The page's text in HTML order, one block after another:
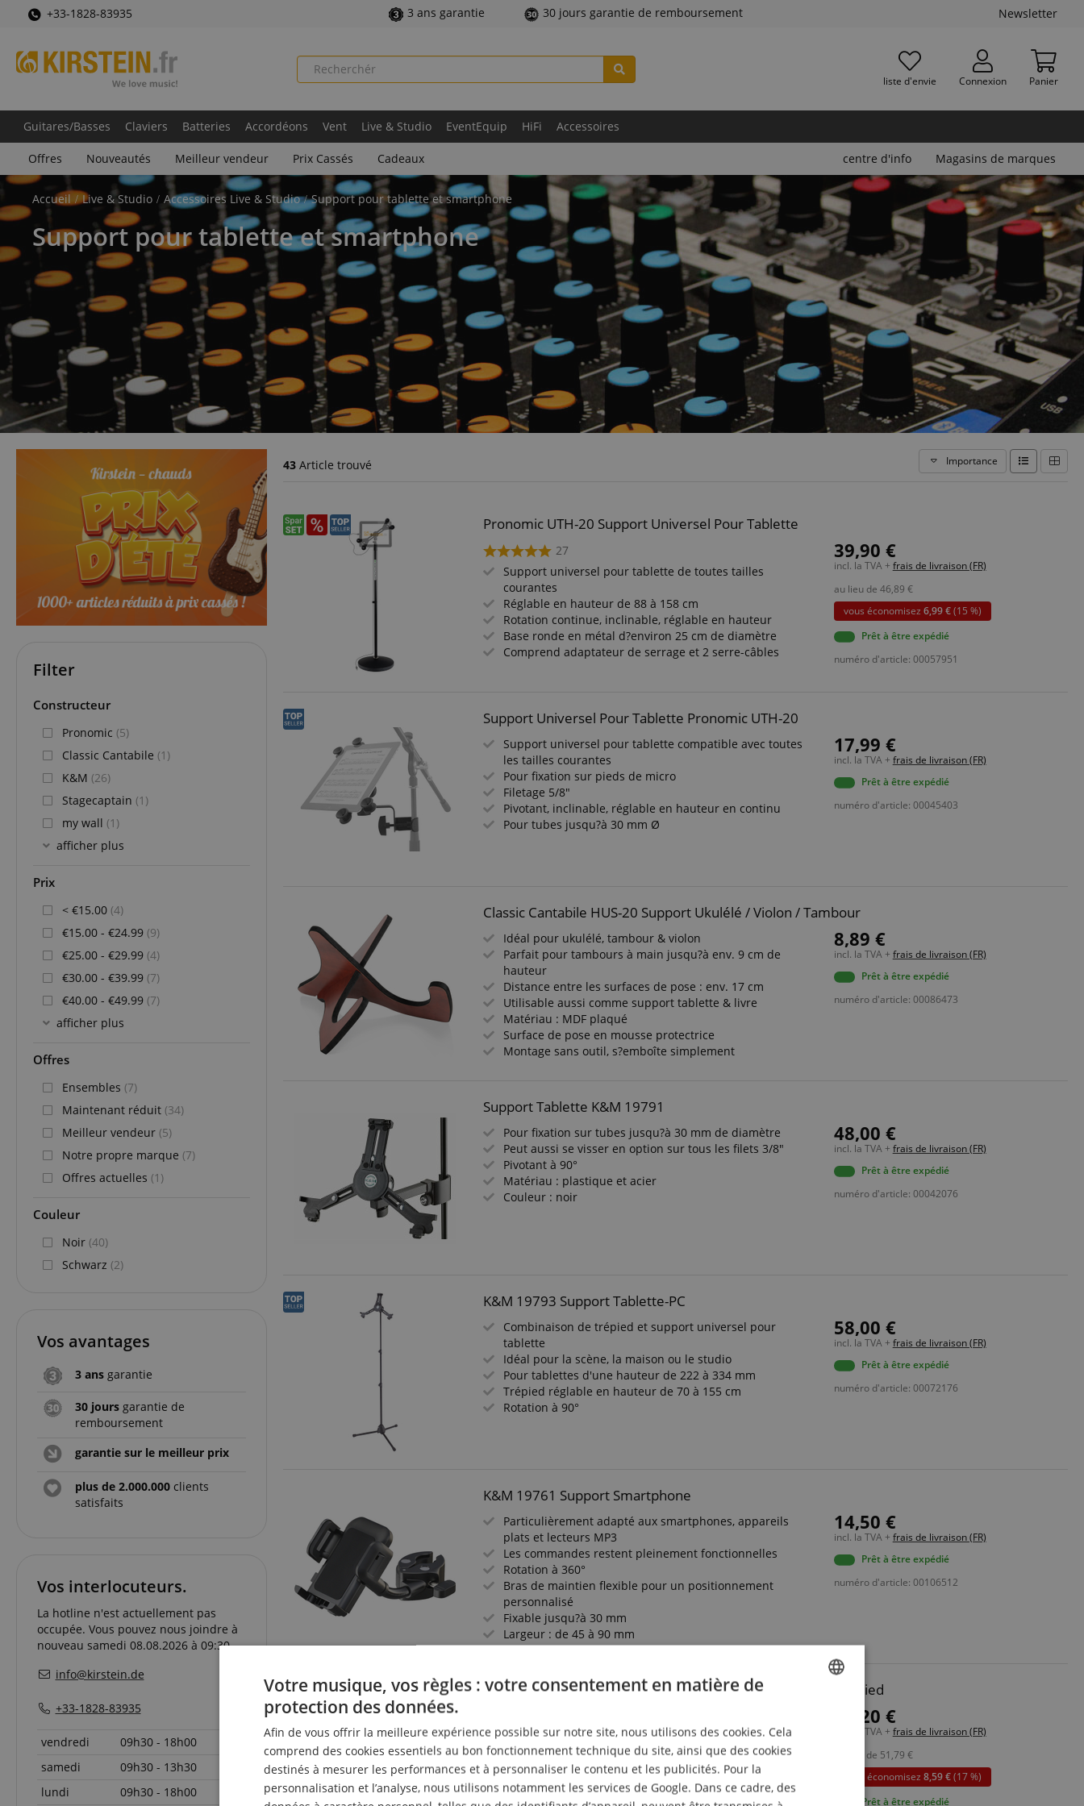
+33-1828-83935 3 ans garantie 30 jours garantie de remboursement Newsletter
liste d'envie Connexion Panier
Guitares/Basses Claviers Batteries Accordéons Vent Live & Studio EventEquip HiFi Accessoires
Offres Nouveautés Meilleur vendeur Prix Cassés Cadeaux centre d'info Magasins de marques
Accueil Live & Studio Accessoires Live & Studio Support pour tablette et smartphone
Support pour tablette et smartphone
43 Article trouvé Importance
Pronomic UTH-20 Support Universel Pour Tablette
27
Support universel pour tablette de toutes tailles
courantes
Réglable en hauteur de 88 à 158 cm
Rotation continue, inclinable, réglable en hauteur
Base ronde en métal d?environ 25 cm de diamètre
Comprend adaptateur de serrage et 2 serre-câbles
39,90 €
incl. la TVA + frais de livraison (FR)
au lieu de 46,89 €
vous économisez 6,99 €(15 %)
Prêt à être expédié
numéro d'article: 00057951
Support Universel Pour Tablette Pronomic UTH-20
Support universel pour tablette compatible avec toutes
les tailles courantes
Pour fixation sur pieds de micro
Filetage 5/8"
Pivotant, inclinable, réglable en hauteur en continu
Pour tubes jusqu?à 30 mm Ø
17,99 €
incl. la TVA + frais de livraison (FR)
Prêt à être expédié
numéro d'article: 00045403
Classic Cantabile HUS-20 Support Ukulélé / Violon / Tambour
Idéal pour ukulélé, tambour & violon
Parfait pour tambours à main jusqu?à env. 9 cm de
hauteur
Distance entre les surfaces de pose : env. 17 cm
Utilisable aussi comme support tablette & livre
Matériau : MDF plaqué
Surface de pose en mousse protectrice
Montage sans outil, s?emboîte simplement
8,89 €
incl. la TVA + frais de livraison (FR)
Prêt à être expédié
numéro d'article: 00086473
Support Tablette K&M 19791
Pour fixation sur tubes jusqu?à 30 mm de diamètre
Peut aussi se visser en option sur tous les filets 3/8"
Pivotant à 90°
Matériau : plastique et acier
Couleur : noir
48,00 €
incl. la TVA + frais de livraison (FR)
Prêt à être expédié
numéro d'article: 00042076
K&M 19793 Support Tablette-PC
Combinaison de trépied et support universel pour
tablette
Idéal pour la scène, la maison ou le studio
Pour tablettes d'une hauteur de 222 à 334 mm
Trépied réglable en hauteur de 70 à 155 cm
Rotation à 90°
58,00 €
incl. la TVA + frais de livraison (FR)
Prêt à être expédié
numéro d'article: 00072176
K&M 19761 Support Smartphone
Particulièrement adapté aux smartphones, appareils
plats et lecteurs MP3
Les commandes restent pleinement fonctionnelles
Rotation à 360°
Bras de maintien flexible pour un positionnement
personnalisé
Fixable jusqu?à 30 mm
Largeur : de 45 à 90 mm
14,50 €
incl. la TVA + frais de livraison (FR)
Prêt à être expédié
numéro d'article: 00106512
Pronomic UTH-20 Support Universel Pour Tablette Avec Trépied
courantes
Facilement extensible grâce à une fermeture pratique à
une main
Hauteur réglable jusqu'à 171 cm
Rotation, inclinaison et réglage en hauteur sans paliers
43,20 €
incl. la TVA + frais de livraison (FR)
au lieu de 51,79 €
vous économisez 8,59 €(17 %)
Prêt à être expédié
Filter
Constructeur
Pronomic (5)
Classic Cantabile (1)
K&M (26)
Stagecaptain (1)
my wall (1)
afficher plus
Prix
< €15.00 (4)
€15.00 - €24.99 (9)
€25.00 - €29.99 (4)
€30.00 - €39.99 (7)
€40.00 - €49.99 (7)
afficher plus
Offres
Ensembles (7)
Maintenant réduit (34)
Meilleur vendeur (5)
Notre propre marque (7)
Offres actuelles (1)
Couleur
Noir (40)
Schwarz (2)
Vos avantages
3 ans garantie
30 jours garantie de
remboursement
garantie sur le meilleur prix
plus de 2.000.000 clients
satisfaits
Vos interlocuteurs.
La hotline n'est actuellement pas
occupée. Vous pouvez nous joindre à
nouveau samedi 08.08.2026 à 09:30.
info@kirstein.de
+33-1828-83935
vendredi
09h30 - 18h00
samedi
09h30 - 13h30
lundi
09h30 - 18h00
Votre musique, vos règles : votre consentement en matière de
protection des données.
Afin de vous offrir la meilleure expérience possible sur notre site, nous utilisons des cookies. Cela
comprend des cookies essentiels au bon fonctionnement technique du site, ainsi que des cookies
destinés à mesurer les performances et à personnaliser le contenu et les publicités. Pour la
personnalisation et l’analyse, nous utilisons notamment les services de Google. Dans ce cadre, des